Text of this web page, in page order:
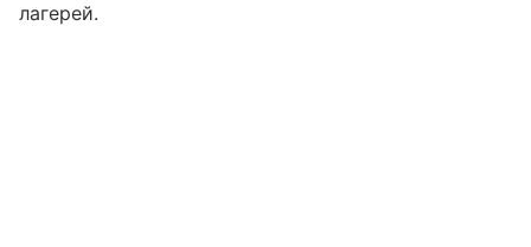
лагерей.